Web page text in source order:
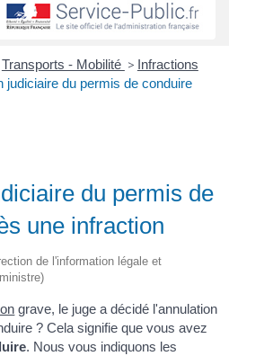
Transports - Mobilité > Infractions
judiciaire du permis de conduire
du permis de
une infraction
de l'information légale et
grave, le juge a décidé l'annulation
? Cela signifie que vous avez
. Nous vous indiquons les